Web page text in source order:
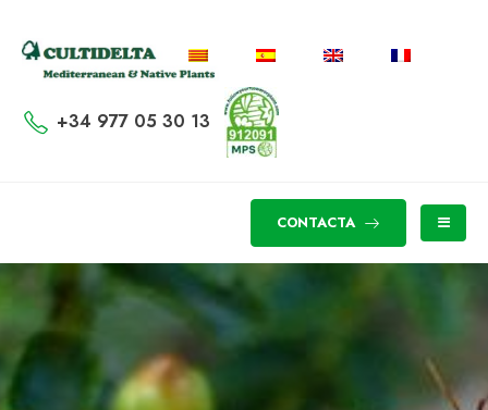
+34 977 05 30 13
CONTACTA